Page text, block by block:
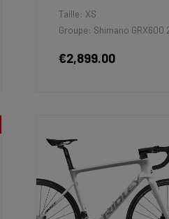
Taille: XS
Groupe: Shimano GRX600
€2,899.00